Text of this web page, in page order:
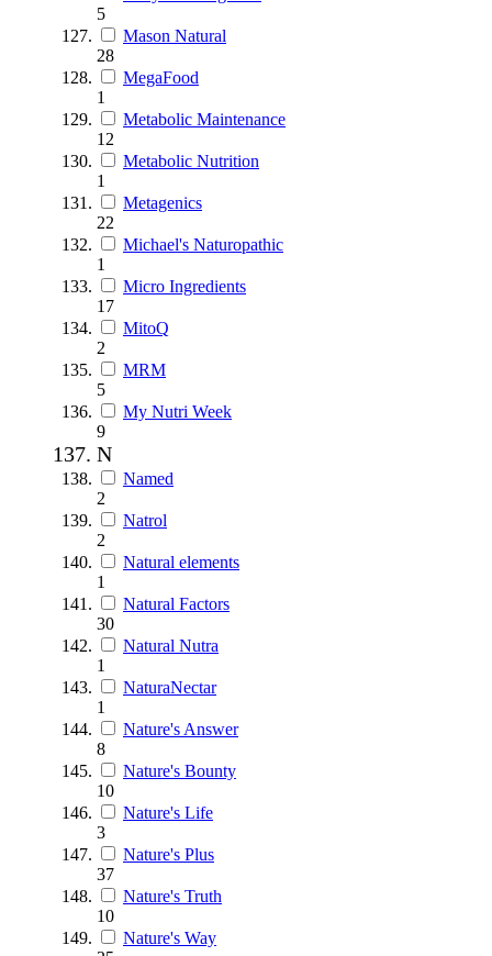
5
Mason Natural
28
MegaFood
1
Metabolic Maintenance
12
Metabolic Nutrition
1
Metagenics
22
Michael's Naturopathic
1
Micro Ingredients
17
MitoQ
2
MRM
5
My Nutri Week
9
N
Named
2
Natrol
2
Natural elements
1
Natural Factors
30
Natural Nutra
1
NaturaNectar
1
Nature's Answer
8
Nature's Bounty
10
Nature's Life
3
Nature's Plus
37
Nature's Truth
10
Nature's Way